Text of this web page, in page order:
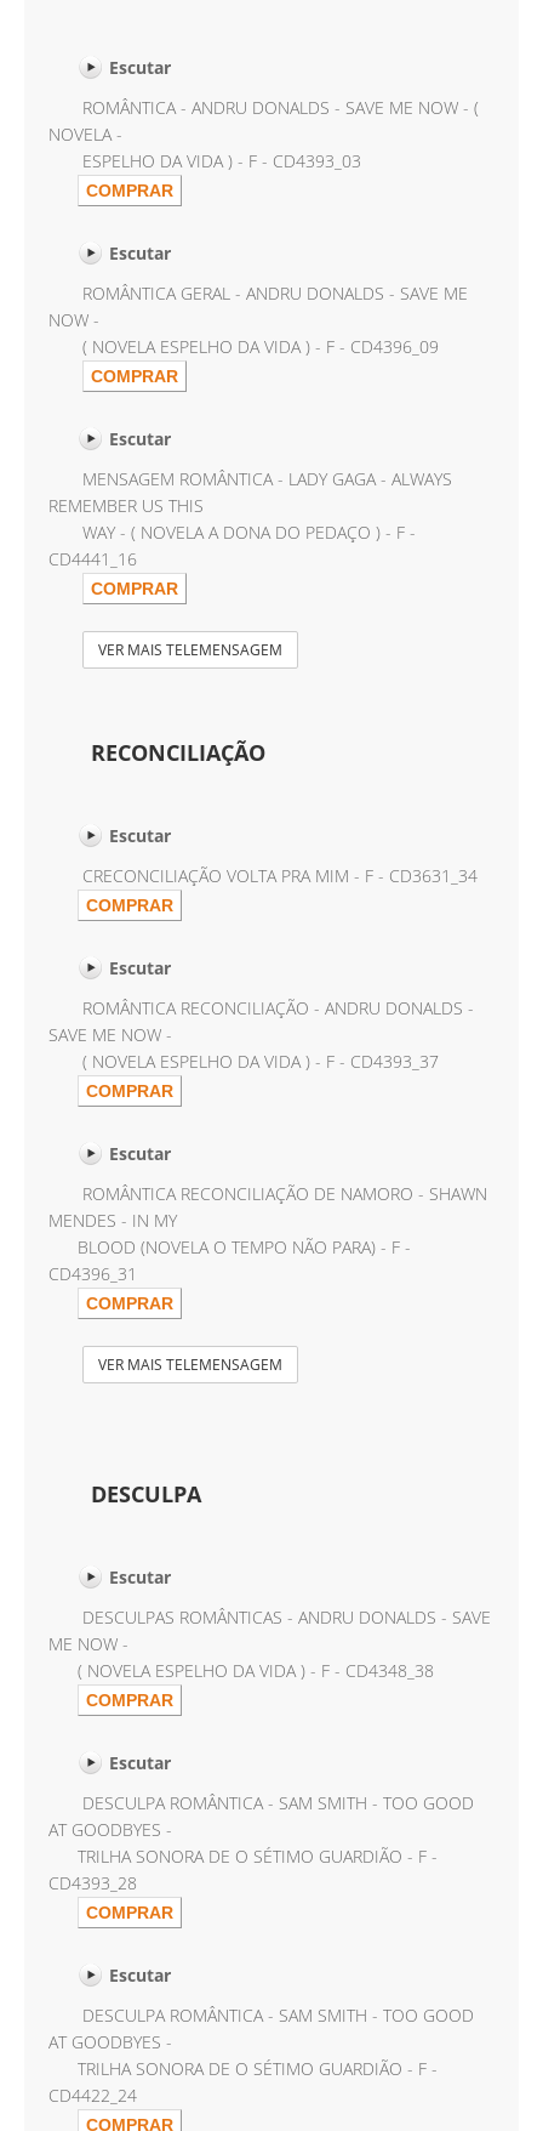
Escutar
ROMÂNTICA - ANDRU DONALDS - SAVE ME NOW - (
NOVELA -
ESPELHO DA VIDA ) - F - CD4393_03
Escutar
ROMÂNTICA GERAL - ANDRU DONALDS - SAVE ME
NOW -
( NOVELA ESPELHO DA VIDA ) - F - CD4396_09
Escutar
MENSAGEM ROMÂNTICA - LADY GAGA - ALWAYS
REMEMBER US THIS
WAY - ( NOVELA A DONA DO PEDAÇO ) - F -
CD4441_16
VER MAIS TELEMENSAGEM
RECONCILIAÇÃO
Escutar
CRECONCILIAÇÃO VOLTA PRA MIM - F - CD3631_34
Escutar
ROMÂNTICA RECONCILIAÇÃO - ANDRU DONALDS -
SAVE ME NOW -
( NOVELA ESPELHO DA VIDA ) - F - CD4393_37
Escutar
ROMÂNTICA RECONCILIAÇÃO DE NAMORO - SHAWN
MENDES - IN MY
BLOOD (NOVELA O TEMPO NÃO PARA) - F -
CD4396_31
VER MAIS TELEMENSAGEM
DESCULPA
Escutar
DESCULPAS ROMÂNTICAS - ANDRU DONALDS - SAVE
ME NOW -
( NOVELA ESPELHO DA VIDA ) - F - CD4348_38
Escutar
DESCULPA ROMÂNTICA - SAM SMITH - TOO GOOD
AT GOODBYES -
TRILHA SONORA DE O SÉTIMO GUARDIÃO - F -
CD4393_28
Escutar
DESCULPA ROMÂNTICA - SAM SMITH - TOO GOOD
AT GOODBYES -
TRILHA SONORA DE O SÉTIMO GUARDIÃO - F -
CD4422_24